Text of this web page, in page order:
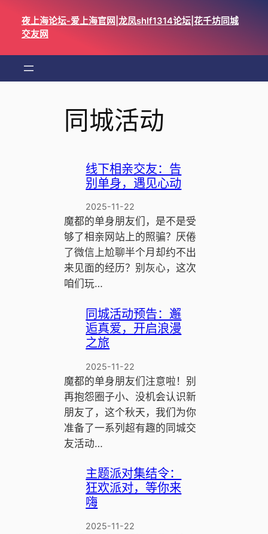
容
夜上海论坛-爱上海官网|龙凤shlf1314论坛|花千坊同城
交友网
同城活动
线下相亲交友：告
别单身，遇见心动
2025-11-22
魔都的单身朋友们，是不是受
够了相亲网站上的照骗？厌倦
了微信上尬聊半个月却约不出
来见面的经历？别灰心，这次
咱们玩…
同城活动预告：邂
逅真爱，开启浪漫
之旅
2025-11-22
魔都的单身朋友们注意啦！别
再抱怨圈子小、没机会认识新
朋友了，这个秋天，我们为你
准备了一系列超有趣的同城交
友活动…
主题派对集结令：
狂欢派对，等你来
嗨
2025-11-22